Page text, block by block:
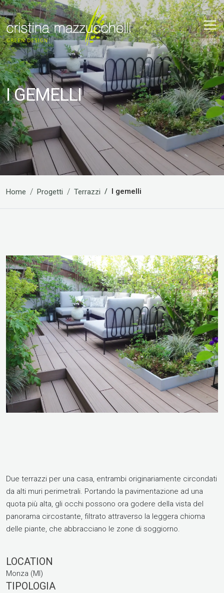
I GEMELLI
Home Progetti Terrazzi I gemelli
Due terrazzi per una casa, entrambi originariamente circondati
da alti muri perimetrali. Portando la pavimentazione ad una
quota più alta, gli occhi possono ora godere della vista del
panorama circostante, filtrato attraverso la leggera chioma
delle piante, che abbracciano le zone di soggiorno.
LOCATION
Monza (MI)
TIPOLOGIA